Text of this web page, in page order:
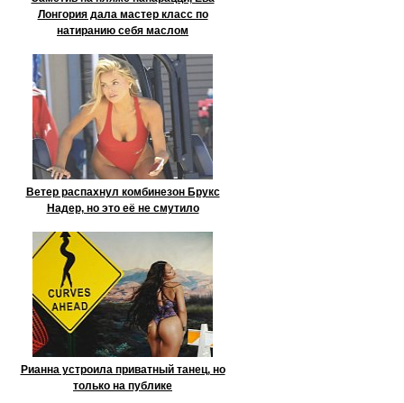
Лонгория дала мастер класс по
натиранию себя маслом
Ветер распахнул комбинезон Брукс
Надер, но это её не смутило
Рианна устроила приватный танец, но
только на публике